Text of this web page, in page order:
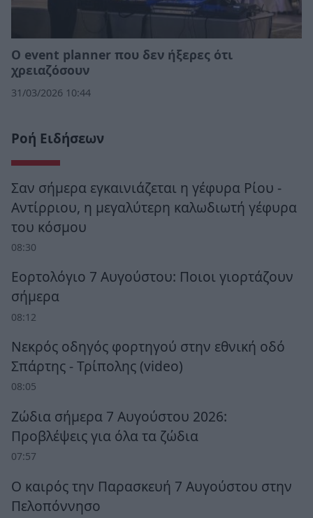
Ο event planner που δεν ήξερες ότι
χρειαζόσουν
31/03/2026 10:44
Ροή Ειδήσεων
Σαν σήμερα εγκαινιάζεται η γέφυρα Ρίου -
Αντίρριου, η μεγαλύτερη καλωδιωτή γέφυρα
του κόσμου
08:30
Εορτολόγιο 7 Αυγούστου: Ποιοι γιορτάζουν
σήμερα
08:12
Νεκρός οδηγός φορτηγού στην εθνική οδό
Σπάρτης - Τρίπολης (video)
08:05
Ζώδια σήμερα 7 Αυγούστου 2026:
Προβλέψεις για όλα τα ζώδια
07:57
Ο καιρός την Παρασκευή 7 Αυγούστου στην
Πελοπόννησο